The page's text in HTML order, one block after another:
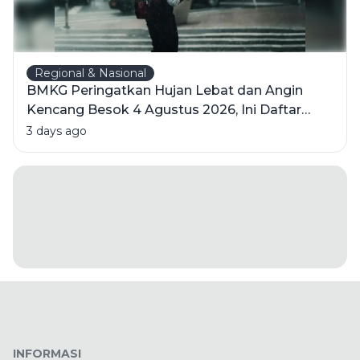
Regional & Nasional
BMKG Peringatkan Hujan Lebat dan Angin
Kencang Besok 4 Agustus 2026, Ini Daftar
Wilayahnya
3 days ago
INFORMASI